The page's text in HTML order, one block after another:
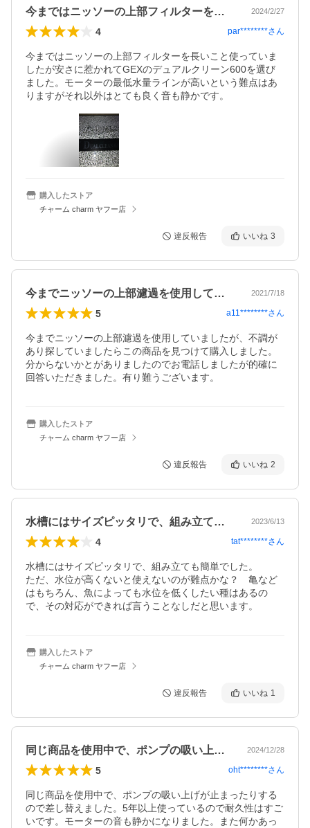
今まではニッソーの上部フィルターを長い… 2024/2/27
4 par********さん
今まではニッソーの上部フィルターを長いこと使っていま
したが安さに惹かれてGEXのデュアルクリーン600を選び
ました。モーターの最低水量ラインが高いという難点はあ
りますがそれ以外はとても良く音も静かです。
購入したストア
チャーム charm ヤフー店
違反報告 いいね 3
今までニッソーの上部濾過を使用していま… 2021/7/18
5 a11********さん
今までニッソーの上部濾過を使用していましたが、不調が
あり探していましたらこの商品を見つけて購入しました。
分からないかとがありましたのでお電話しましたが的確に
回答いただきました。有り難うございます。
購入したストア
チャーム charm ヤフー店
違反報告 いいね 2
水槽にはサイズピッタリで、組み立ても簡… 2023/6/13
4 tat********さん
水槽にはサイズピッタリで、組み立ても簡単でした。
ただ、水位が高くないと使えないのが難点かな？　亀など
はもちろん、魚によっても水位を低くしたい種はあるの
で、その対応ができれば言うことなしだと思います。
購入したストア
チャーム charm ヤフー店
違反報告 いいね 1
同じ商品を使用中で、ポンプの吸い上げが… 2024/12/28
5 oht********さん
同じ商品を使用中で、ポンプの吸い上げが止まったりする
ので差し替えました。5年以上使っているので耐久性はすご
いです。モーターの音も静かになりました。また何かあっ